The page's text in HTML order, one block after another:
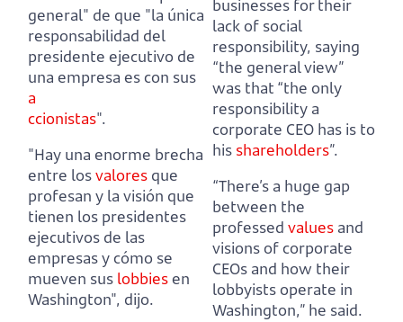
general" de que "la única
responsabilidad del
presidente ejecutivo de
una empresa es con sus
a
ccionistas".
"Hay una enorme brecha
entre losvalores que
profesan y la visión que
tienen los presidentes
ejecutivos de las
empresas y cómo se
mueven sus lobbiesen
Washington", dijo.
businesses for their
lack of social
responsibility, saying
“the general view”
was that “the only
responsibility a
corporate CEO has is to
his shareholders”.
“There’s a huge gap
between the
professed values and
visions of corporate
CEOs and how their
lobbyists operate in
Washington,” he said.